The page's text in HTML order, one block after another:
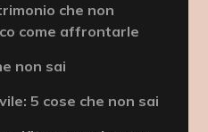
che non
come affrontarle
non sai
5 cose che non sai